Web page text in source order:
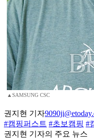
▲SAMSUNG CSC
권지현 기자
#캠핑퍼스트 #초보캠핑 #
권지현 기자의 주요 뉴스